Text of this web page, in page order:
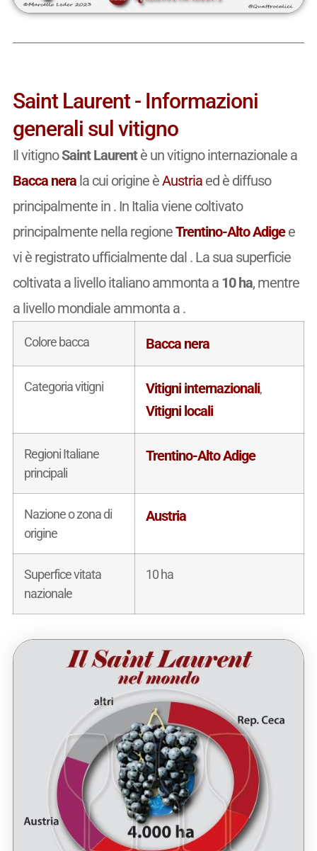
Saint Laurent - Informazioni
generali sul vitigno
Il vitignoSaint Laurentè un vitigno internazionale a
Bacca nerala cui origine èAustriaed è diffuso
principalmente in . In Italia viene coltivato
principalmente nella regioneTrentino-Alto Adigee
vi è registrato ufficialmente dal . La sua superficie
coltivata a livello italiano ammonta a 10 ha, mentre
a livello mondiale ammonta a .
Colore bacca Bacca nera
Categoria vitigni Vitigni internazionali,
Vitigni locali
Regioni Italiane
principali
Trentino-Alto Adige
Nazione o zona di
origine
Austria
Superfice vitata
nazionale
10 ha